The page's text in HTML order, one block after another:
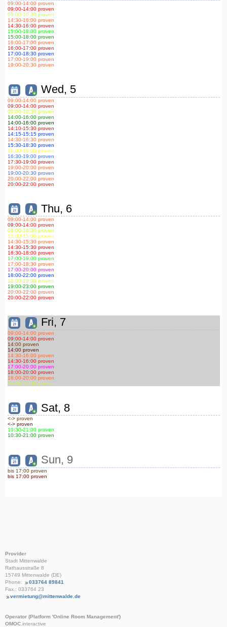
09:00-14:00 proven
09:00-14:00 proven
09:00-10:30 proven
14:30-16:00 proven
14:30-16:00 proven
15:00-18:00 proven
15:00-18:00 proven
16:00-17:00 proven
16:00-17:00 proven
17:00-18:30 proven
17:00-19:00 proven
19:00-20:30 proven
Wed, 5
09:00-14:00 proven
09:00-14:00 proven
09:00-10:30 proven
14:00-16:00 proven
14:00-16:00 proven
14:10-15:30 proven
14:15-15:15 proven
14:30-16:30 proven
15:30-18:30 proven
16:00-18:00 proven
16:30-19:00 proven
17:30-19:00 proven
19:00-20:00 proven
19:00-20:30 proven
20:00-22:00 proven
20:00-22:00 proven
Thu, 6
09:00-14:00 proven
09:00-14:00 proven
09:00-10:30 proven
13:00-15:00 proven
14:30-15:30 proven
14:30-15:30 proven
16:30-18:00 proven
17:00-19:00 proven
17:00-18:30 proven
17:00-20:00 proven
18:00-22:00 proven
18:00-19:00 proven
19:00-23:00 proven
20:00-22:00 proven
20:00-22:00 proven
Fri, 7
09:00-14:00 proven
09:00-14:00 proven
14:00 proven
14:00 proven
14:30-16:00 proven
14:30-16:00 proven
17:00-20:00 proven
18:00-20:00 proven
18:00-20:00 proven
18:00-19:00 proven
Sat, 8
<-> proven
<-> proven
10:30-21:00 proven
10:30-21:00 proven
Sun, 9
bis 17:00 proven
bis 17:00 proven
Provider
Stadt Mittenwalde
Rathausstraße 8
15749 Mittenwalde (DE)
Phone:
033764 89841
Fax.: 033764 23
vermietung@mittenwalde.de
Operator (Platform 'Online Room Management')
OMOC .interactive